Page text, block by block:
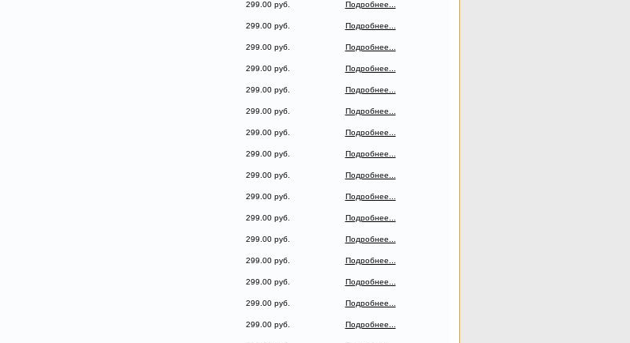
299.00 руб.
Подробнее...
299.00 руб.
Подробнее...
299.00 руб.
Подробнее...
299.00 руб.
Подробнее...
299.00 руб.
Подробнее...
299.00 руб.
Подробнее...
299.00 руб.
Подробнее...
299.00 руб.
Подробнее...
299.00 руб.
Подробнее...
299.00 руб.
Подробнее...
299.00 руб.
Подробнее...
299.00 руб.
Подробнее...
299.00 руб.
Подробнее...
299.00 руб.
Подробнее...
299.00 руб.
Подробнее...
299.00 руб.
Подробнее...